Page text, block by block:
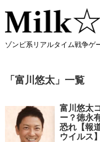
ゾンビ系リアルタイム戦争ゲ
「 富川悠太 」 一覧
富川悠太
ー？徳永
恐れ【報
ウイルス】